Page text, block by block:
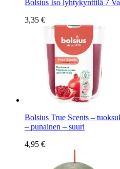
Bolsius Iso lyhtykynttilä 7
3,35 €
Bolsius True Scents –
– punainen – suuri
4,95 €